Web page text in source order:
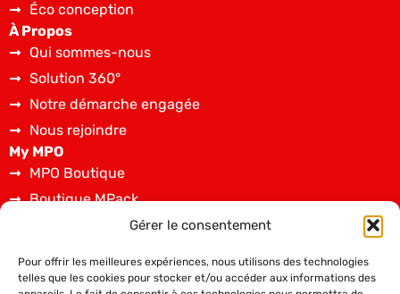
Gérer le consentement
Pour offrir les meilleures expériences, nous utilisons des technologies
telles que les cookies pour stocker et/ou accéder aux informations des
Éco conception
À Propos
Qui sommes-nous
Solution 360°
Notre démarche engagée
Nous rejoindre
My MPO
MPO Boutique
Boutique MPack
Spécifications techniques
Contact